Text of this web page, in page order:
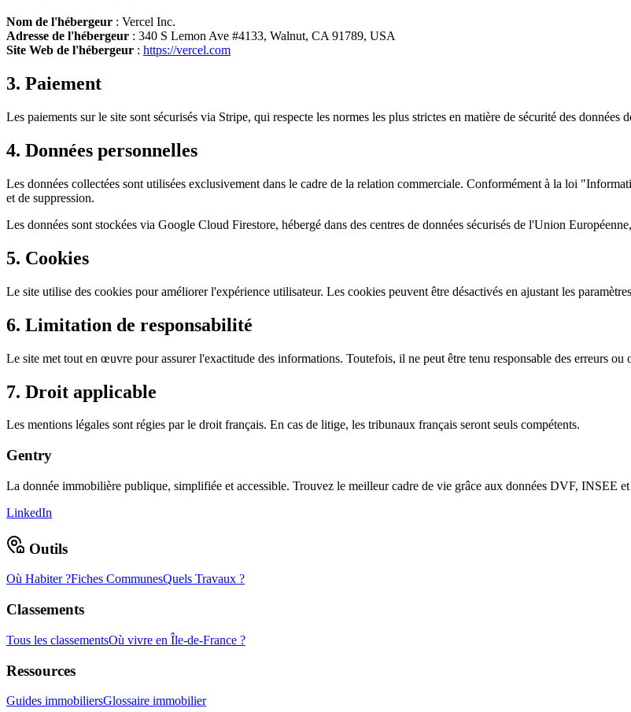
Nom de l'hébergeur : Vercel Inc.
Adresse de l'hébergeur : 340 S Lemon Ave #4133, Walnut, CA 91789, USA
Site Web de l'hébergeur : https://vercel.com
3. Paiement
Les paiements sur le site sont sécurisés via Stripe, qui respecte les normes les plus strictes en matière de sécurité des
4. Données personnelles
Les données collectées sont utilisées exclusivement dans le cadre de la relation commerciale. Conformément à la loi
et de suppression.
Les données sont stockées via Google Cloud Firestore, hébergé dans des centres de données sécurisés de l'Union
5. Cookies
Le site utilise des cookies pour améliorer l'expérience utilisateur. Les cookies peuvent être désactivés en ajustant les
6. Limitation de responsabilité
Le site met tout en œuvre pour assurer l'exactitude des informations. Toutefois, il ne peut être tenu responsable des erreurs
7. Droit applicable
Les mentions légales sont régies par le droit français. En cas de litige, les tribunaux français seront seuls compétents.
Gentry
La donnée immobilière publique, simplifiée et accessible. Trouvez le meilleur cadre de vie grâce aux données DVF, INSEE et
LinkedIn
Outils
Où Habiter ?Fiches CommunesQuels Travaux ?
Classements
Tous les classementsOù vivre en Île-de-France ?
Ressources
Guides immobiliersGlossaire immobilier